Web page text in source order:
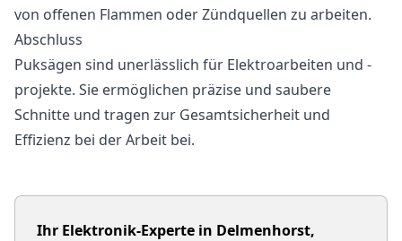
von offenen Flammen oder Zündquellen zu arbeiten.
Abschluss
Puksägen sind unerlässlich für Elektroarbeiten und -
projekte. Sie ermöglichen präzise und saubere
Schnitte und tragen zur Gesamtsicherheit und
Effizienz bei der Arbeit bei.
Ihr Elektronik-Experte in Delmenhorst,